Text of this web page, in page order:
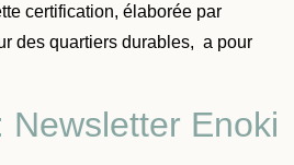
certification, élaborée par
des quartiers durables, a pour
Newsletter Enoki